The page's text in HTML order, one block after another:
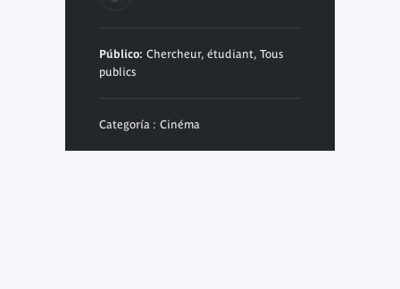
Público: Chercheur, étudiant, Tous
publics
Categoría : Cinéma